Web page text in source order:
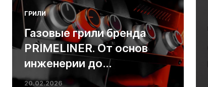
ГРИЛИ
Газовые грили бренда
PRIMELINER. От основ
инженерии до
ресторанных стейков у
20.02.2026